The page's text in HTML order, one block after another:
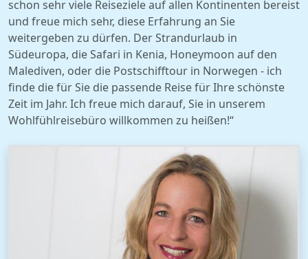
schon sehr viele Reiseziele auf allen Kontinenten bereist
und freue mich sehr, diese Erfahrung an Sie
weitergeben zu dürfen. Der Strandurlaub in
Südeuropa, die Safari in Kenia, Honeymoon auf den
Malediven, oder die Postschifftour in Norwegen - ich
finde die für Sie die passende Reise für Ihre schönste
Zeit im Jahr. Ich freue mich darauf, Sie in unserem
Wohlfühlreisebüro willkommen zu heißen!“